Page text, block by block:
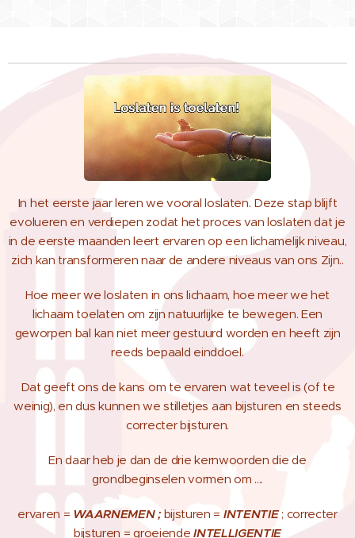
In het eerste jaar leren we vooral loslaten. Deze stap blijft
evolueren en verdiepen zodat het proces van loslaten dat je
in de eerste maanden leert ervaren op een lichamelijk niveau,
zich kan transformeren naar de andere niveaus van ons Zijn..
Hoe meer we loslaten in ons lichaam, hoe meer we het
lichaam toelaten om zijn natuurlijke te bewegen. Een
geworpen bal kan niet meer gestuurd worden en heeft zijn
reeds bepaald einddoel.
Dat geeft ons de kans om te ervaren wat teveel is (of te
weinig), en dus kunnen we stilletjes aan bijsturen en steeds
correcter bijsturen.
En daar heb je dan de drie kernwoorden die de
grondbeginselen vormen om ....
ervaren = WAARNEMEN ; bijsturen = INTENTIE; correcter
bijsturen = groeiendeINTELLIGENTIE